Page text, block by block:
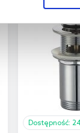
Dostępność: